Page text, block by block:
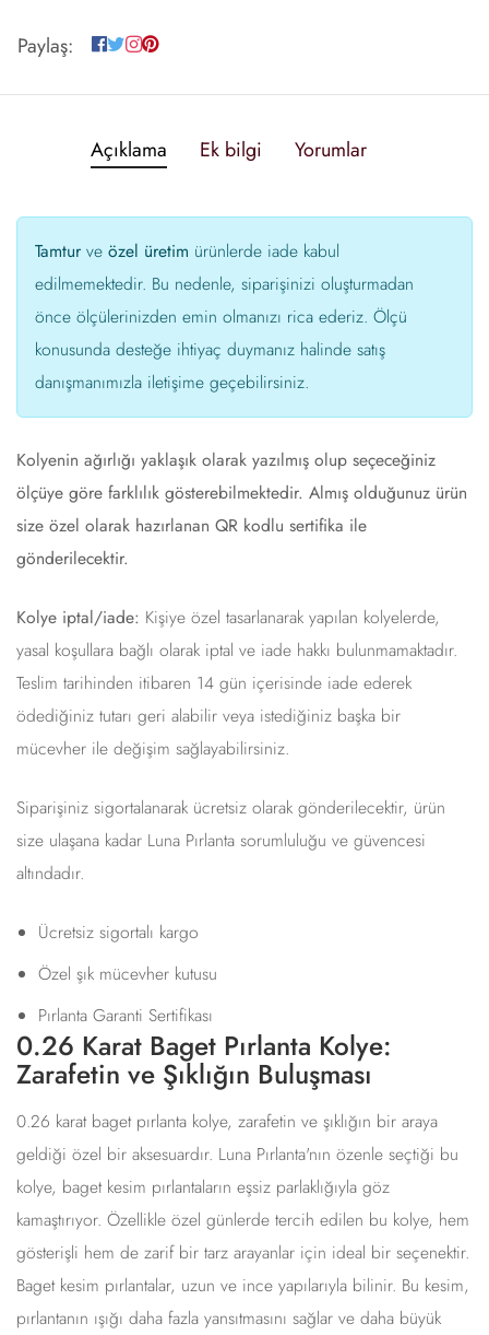
Paylaş:
Açıklama Ek bilgi Yorumlar
Tamtur ve özel üretim ürünlerde iade kabul
edilmemektedir. Bu nedenle, siparişinizi oluşturmadan
önce ölçülerinizden emin olmanızı rica ederiz. Ölçü
konusunda desteğe ihtiyaç duymanız halinde satış
danışmanımızla iletişime geçebilirsiniz.
Kolyenin ağırlığı yaklaşık olarak yazılmış olup seçeceğiniz
ölçüye göre farklılık gösterebilmektedir. Almış olduğunuz ürün
size özel olarak hazırlanan QR kodlu sertifika ile
gönderilecektir.
Kolye iptal/iade: Kişiye özel tasarlanarak yapılan kolyelerde,
yasal koşullara bağlı olarak iptal ve iade hakkı bulunmamaktadır.
Teslim tarihinden itibaren 14 gün içerisinde iade ederek
ödediğiniz tutarı geri alabilir veya istediğiniz başka bir
mücevher ile değişim sağlayabilirsiniz.
Siparişiniz sigortalanarak ücretsiz olarak gönderilecektir, ürün
size ulaşana kadar Luna Pırlanta sorumluluğu ve güvencesi
altındadır.
Ücretsiz sigortalı kargo
Özel şık mücevher kutusu
Pırlanta Garanti Sertifikası
0.26 Karat Baget Pırlanta Kolye:
Zarafetin ve Şıklığın Buluşması
0.26 karat baget pırlanta kolye, zarafetin ve şıklığın bir araya
geldiği özel bir aksesuardır. Luna Pırlanta'nın özenle seçtiği bu
kolye, baget kesim pırlantaların eşsiz parlaklığıyla göz
kamaştırıyor. Özellikle özel günlerde tercih edilen bu kolye, hem
gösterişli hem de zarif bir tarz arayanlar için ideal bir seçenektir.
Baget kesim pırlantalar, uzun ve ince yapılarıyla bilinir. Bu kesim,
pırlantanın ışığı daha fazla yansıtmasını sağlar ve daha büyük